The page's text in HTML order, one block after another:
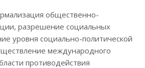
общественно-
разрешение социальных
уровня социально-политической
международного
противодействия